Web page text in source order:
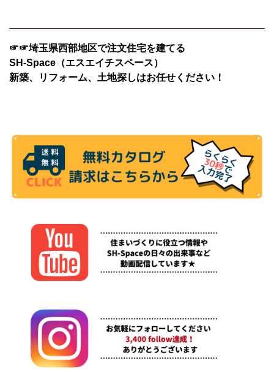
☞☞埼玉県西部地区で注文住宅を建てる
SH-Space（エスエイチスペース）
新築、リフォーム、土地探しはお任せください！